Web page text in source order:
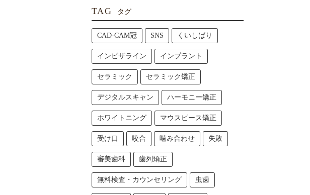
TAG タグ
CAD-CAM冠 SNS くいしばり
インビザライン インプラント
セラミック セラミック矯正
デジタルスキャン ハーモニー矯正
ホワイトニング マウスピース矯正
受け口 咬合 噛み合わせ 失敗
審美歯科 歯列矯正
無料検査・カウンセリング 虫歯